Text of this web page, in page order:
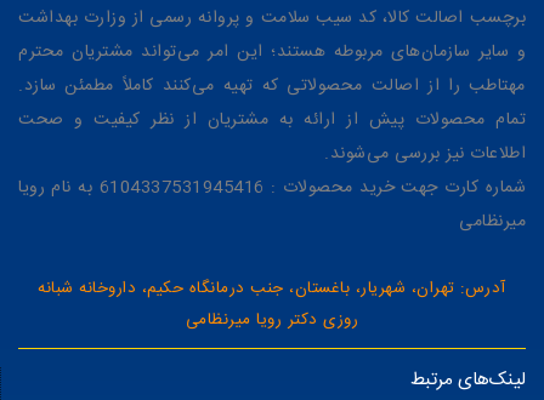
برچسب اصالت کالا، کد سیب سلامت و پروانه رسمی از وزارت بهداشت
و سایر سازمان‌های مربوطه هستند؛ این امر می‌تواند مشتریان محترم
مهتاطب را از اصالت محصولاتی که تهیه می‌کنند کاملاً مطمئن سازد.
تمام محصولات پیش از ارائه به مشتریان از نظر کیفیت و صحت
اطلاعات نیز بررسی می‌شوند.
شماره کارت جهت خرید محصولات : 6104337531945416 به نام رویا
میرنظامی
آدرس: تهران، شهریار، باغستان، جنب درمانگاه حکیم، داروخانه شبانه
روزی دکتر رویا میرنظامی
لینک‌های مرتبط